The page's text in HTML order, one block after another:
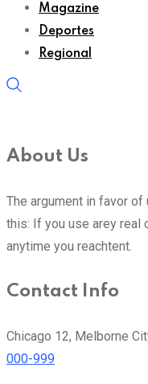
Magazine
Deportes
Regional
About Us
The argument in favor
this: If you use arey real
anytime you reachtent.
Contact Info
Chicago 12, Melborne
000-999